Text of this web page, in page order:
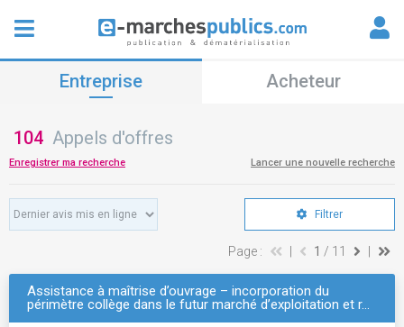
Entreprise Acheteur
104 Appels d'offres
Enregistrer ma recherche Lancer une nouvelle recherche
Filtrer
Page : 1 / 11
Assistance à maîtrise d’ouvrage – incorporation du
périmètre collège dans le futur marché d’exploitation et r…